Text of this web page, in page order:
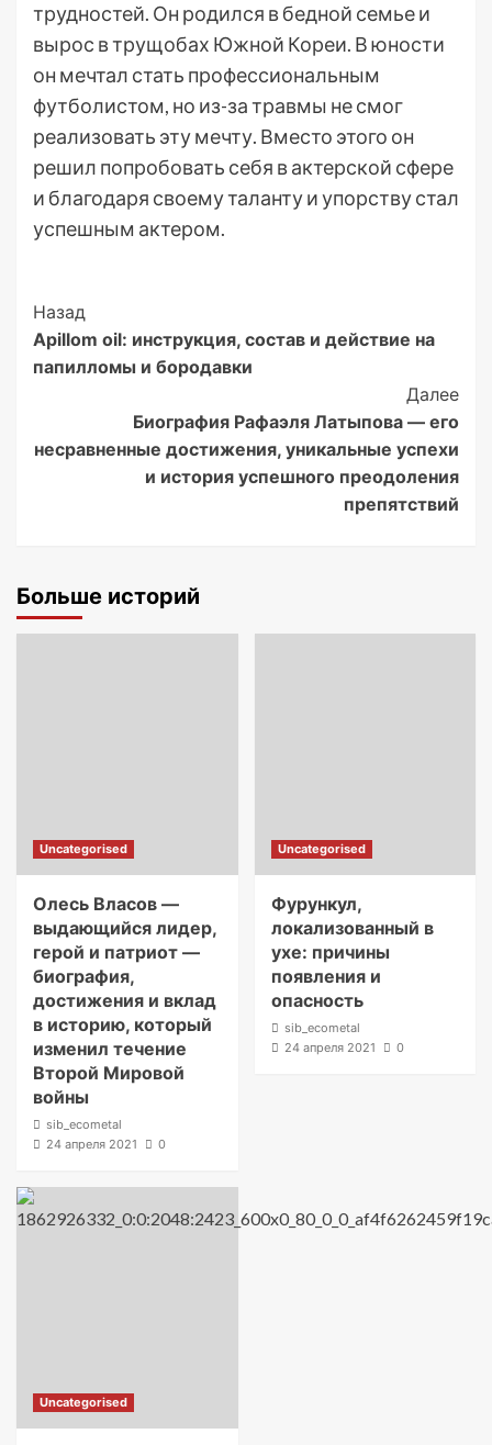
трудностей. Он родился в бедной семье и
вырос в трущобах Южной Кореи. В юности
он мечтал стать профессиональным
футболистом, но из-за травмы не смог
реализовать эту мечту. Вместо этого он
решил попробовать себя в актерской сфере
и благодаря своему таланту и упорству стал
успешным актером.
Post
Navigation
Назад
Apillom oil: инструкция, состав и действие на
папилломы и бородавки
Далее
Биография Рафаэля Латыпова — его
несравненные достижения, уникальные успехи
и история успешного преодоления
препятствий
Больше историй
Uncategorised
Олесь Власов —
выдающийся лидер,
герой и патриот —
биография,
достижения и вклад
в историю, который
изменил течение
Второй Мировой
войны
sib_ecometal
24 апреля 2021
0
Uncategorised
Фурункул,
локализованный в
ухе: причины
появления и
опасность
sib_ecometal
24 апреля 2021
0
Uncategorised